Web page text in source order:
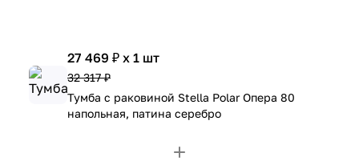
27 469 ₽ x 1 шт
32 317 ₽
Тумба с раковиной Stella Polar Опера 80
напольная, патина серебро